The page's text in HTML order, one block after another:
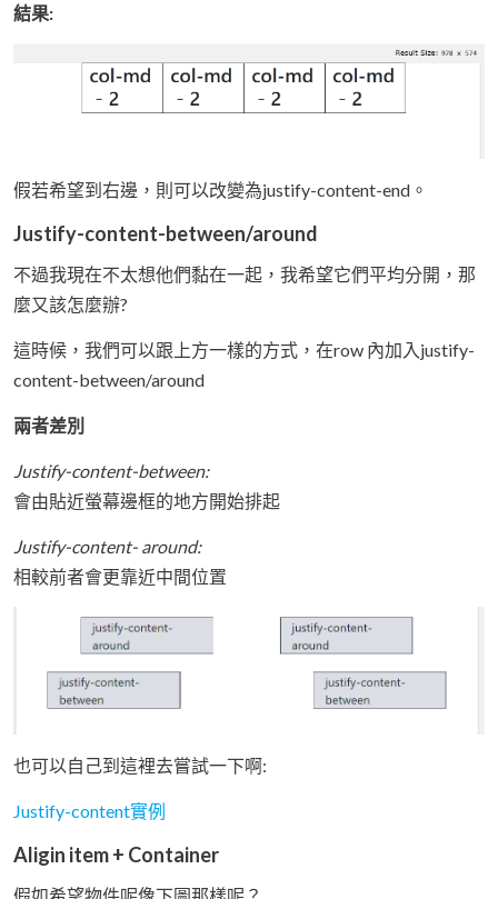
結果:
假若希望到右邊，則可以改變為justify-content-end。
Justify-content-between/around
不過我現在不太想他們黏在一起，我希望它們平均分開，那
麼又該怎麼辦?
這時候，我們可以跟上方一樣的方式，在row 內加入justify-
content-between/around
兩者差別
Justify-content-between:
會由貼近螢幕邊框的地方開始排起
Justify-content- around:
相較前者會更靠近中間位置
也可以自己到這裡去嘗試一下啊:
Justify-content實例
Aligin item + Container